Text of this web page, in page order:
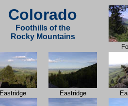
Colorado
Foothills of the
Rocky Mountains
Eastridge Eastridge